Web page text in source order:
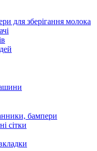
для зберігання молока
бампери
сітки